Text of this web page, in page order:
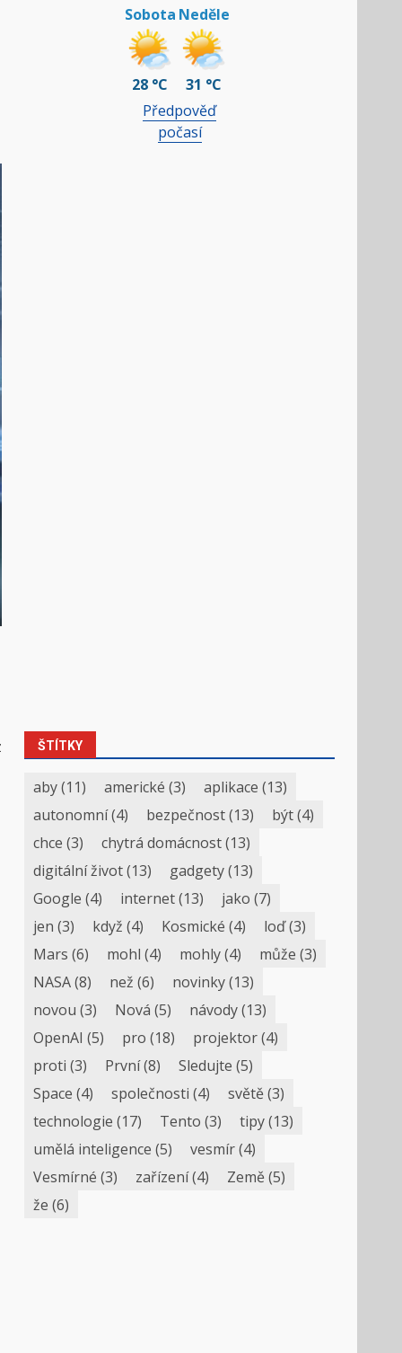
Sobota
28 °C
Neděle
31 °C
Předpověď
počasí
ŠTÍTKY
aby(11) americké (3) aplikace (13)
autonomní(4) bezpečnost(13) být(4)
chce (3) chytrá domácnost(13)
digitální život(13) gadgety(13)
Google (4) internet(13) jako (7)
jen (3) když (4) Kosmické (4) loď(3)
Mars (6) mohl (4) mohly(4) může (3)
NASA(8) než (6) novinky(13)
novou (3) Nová (5) návody(13)
OpenAI (5) pro (18) projektor(4)
proti (3) První(8) Sledujte (5)
Space (4) společnosti (4) světě(3)
technologie (17) Tento (3) tipy(13)
umělá inteligence (5) vesmír(4)
Vesmírné (3) zařízení(4) Země(5)
že (6)